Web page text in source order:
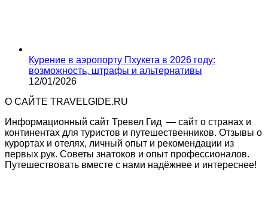
Курение в аэропорту Пхукета в 2026 году:
возможность, штрафы и альтернативы
12/01/2026
О САЙТЕ TRAVELGIDE.RU
Информационный сайт Тревел Гид — сайт о странах и
континентах для туристов и путешественников. Отзывы о
курортах и отелях, личный опыт и рекомендации из
первых рук. Советы знатоков и опыт профессионалов.
Путешествовать вместе с нами надёжнее и интереснее!